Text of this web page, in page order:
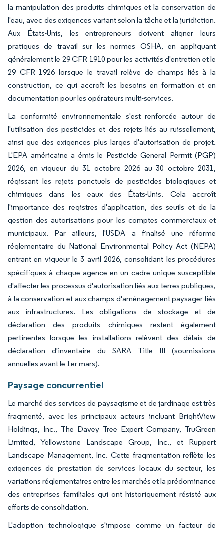
la manipulation des produits chimiques et la conservation de
l'eau, avec des exigences variant selon la tâche et la juridiction.
Aux États-Unis, les entrepreneurs doivent aligner leurs
pratiques de travail sur les normes OSHA, en appliquant
généralement le 29 CFR 1910 pour les activités d'entretien et le
29 CFR 1926 lorsque le travail relève de champs liés à la
construction, ce qui accroît les besoins en formation et en
documentation pour les opérateurs multi-services.
La conformité environnementale s'est renforcée autour de
l'utilisation des pesticides et des rejets liés au ruissellement,
ainsi que des exigences plus larges d'autorisation de projet.
L'EPA américaine a émis le Pesticide General Permit (PGP)
2026, en vigueur du 31 octobre 2026 au 30 octobre 2031,
régissant les rejets ponctuels de pesticides biologiques et
chimiques dans les eaux des États-Unis. Cela accroît
l'importance des registres d'application, des seuils et de la
gestion des autorisations pour les comptes commerciaux et
municipaux. Par ailleurs, l'USDA a finalisé une réforme
réglementaire du National Environmental Policy Act (NEPA)
entrant en vigueur le 3 avril 2026, consolidant les procédures
spécifiques à chaque agence en un cadre unique susceptible
d'affecter les processus d'autorisation liés aux terres publiques,
à la conservation et aux champs d'aménagement paysager liés
aux infrastructures. Les obligations de stockage et de
déclaration des produits chimiques restent également
pertinentes lorsque les installations relèvent des délais de
déclaration d'inventaire du SARA Title III (soumissions
annuelles avant le 1er mars).
Paysage concurrentiel
Le marché des services de paysagisme et de jardinage est très
fragmenté, avec les principaux acteurs incluant BrightView
Holdings, Inc., The Davey Tree Expert Company, TruGreen
Limited, Yellowstone Landscape Group, Inc., et Ruppert
Landscape Management, Inc. Cette fragmentation reflète les
exigences de prestation de services locaux du secteur, les
variations réglementaires entre les marchés et la prédominance
des entreprises familiales qui ont historiquement résisté aux
efforts de consolidation.
L'adoption technologique s'impose comme un facteur de